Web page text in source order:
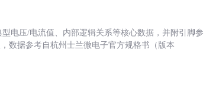
电压/电流值、内部逻辑关系等核心数据，并附引脚参
数据参考自杭州士兰微电子官方规格书（版本